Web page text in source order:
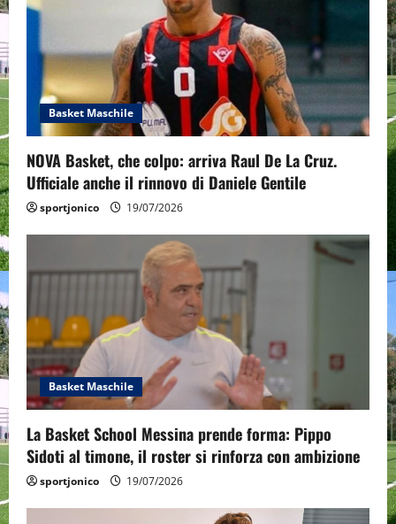
a
n
Basket Maschile
NOVA Basket, che colpo: arriva Raul De La Cruz.
Ufficiale anche il rinnovo di Daniele Gentile
sportjonico 19/07/2026
Basket Maschile
La Basket School Messina prende forma: Pippo
Sidoti al timone, il roster si rinforza con ambizione
sportjonico 19/07/2026